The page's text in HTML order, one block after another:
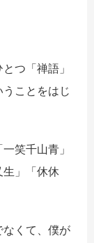
つ「禅語」
ことをはじ
笑千山青」
」「休休
くて、僕が